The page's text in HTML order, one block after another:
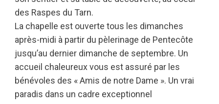
des Raspes du Tarn.
La chapelle est ouverte tous les dimanches
après-midi à partir du pèlerinage de Pentecôte
jusqu’au dernier dimanche de septembre. Un
accueil chaleureux vous est assuré par les
bénévoles des « Amis de notre Dame ». Un vrai
paradis dans un cadre exceptionnel